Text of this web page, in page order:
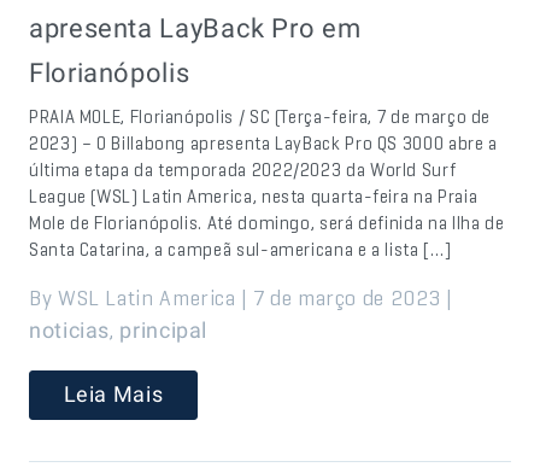
apresenta LayBack Pro em
Florianópolis
PRAIA MOLE, Florianópolis / SC (Terça-feira, 7 de março de
2023) – O Billabong apresenta LayBack Pro QS 3000 abre a
última etapa da temporada 2022/2023 da World Surf
League (WSL) Latin America, nesta quarta-feira na Praia
Mole de Florianópolis. Até domingo, será definida na Ilha de
Santa Catarina, a campeã sul-americana e a lista […]
By WSL Latin America | 7 de março de 2023 |
noticias, principal
Leia Mais